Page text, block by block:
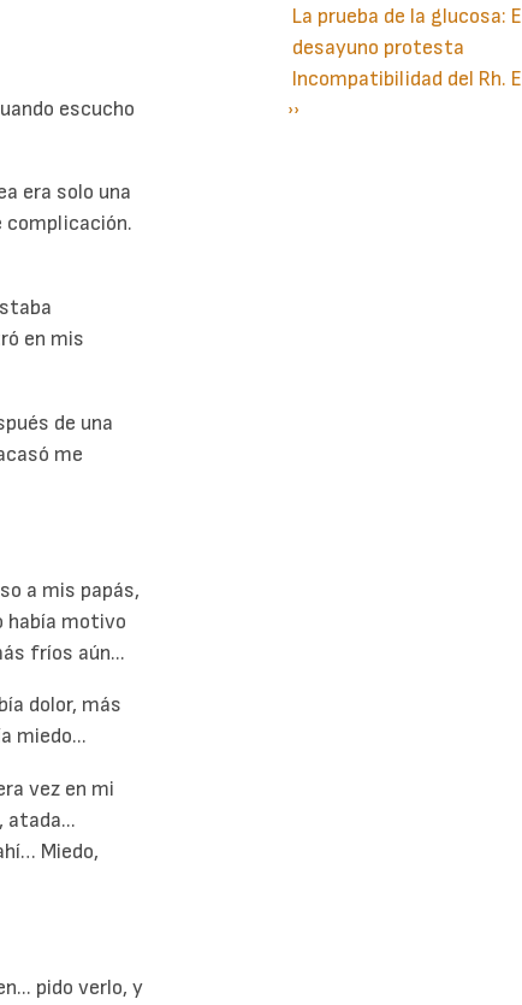
escucho
era solo una
complicación.
en mis
de una
me
a mis papás,
había motivo
fríos aún...
dolor, más
miedo...
vez en mi
atada...
Miedo,
pido verlo, y
La prueba de la glucosa:
desayuno protesta
Incompatibilidad del Rh.
Paginación
Siguiente
››